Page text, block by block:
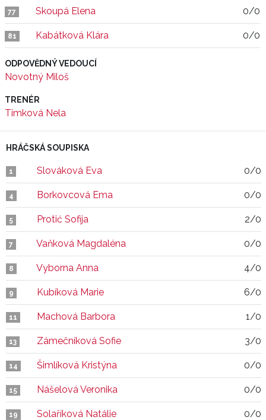
77 Skoupá Elena 0/0
81 Kabátková Klára 0/0
ODPOVĚDNÝ VEDOUCÍ
Novotný Miloš
TRENÉR
Timková Nela
HRÁČSKÁ SOUPISKA
1 Slováková Eva 0/0
4 Borkovcová Ema 0/0
5 Protić Sofija 2/0
7 Vaňková Magdaléna 0/0
8 Vyborna Anna 4/0
9 Kubíková Marie 6/0
11 Machová Barbora 1/0
13 Zámečníková Sofie 3/0
14 Šimlíková Kristýna 0/0
15 Nášelová Veronika 0/0
19 Solaříková Natálie 0/0